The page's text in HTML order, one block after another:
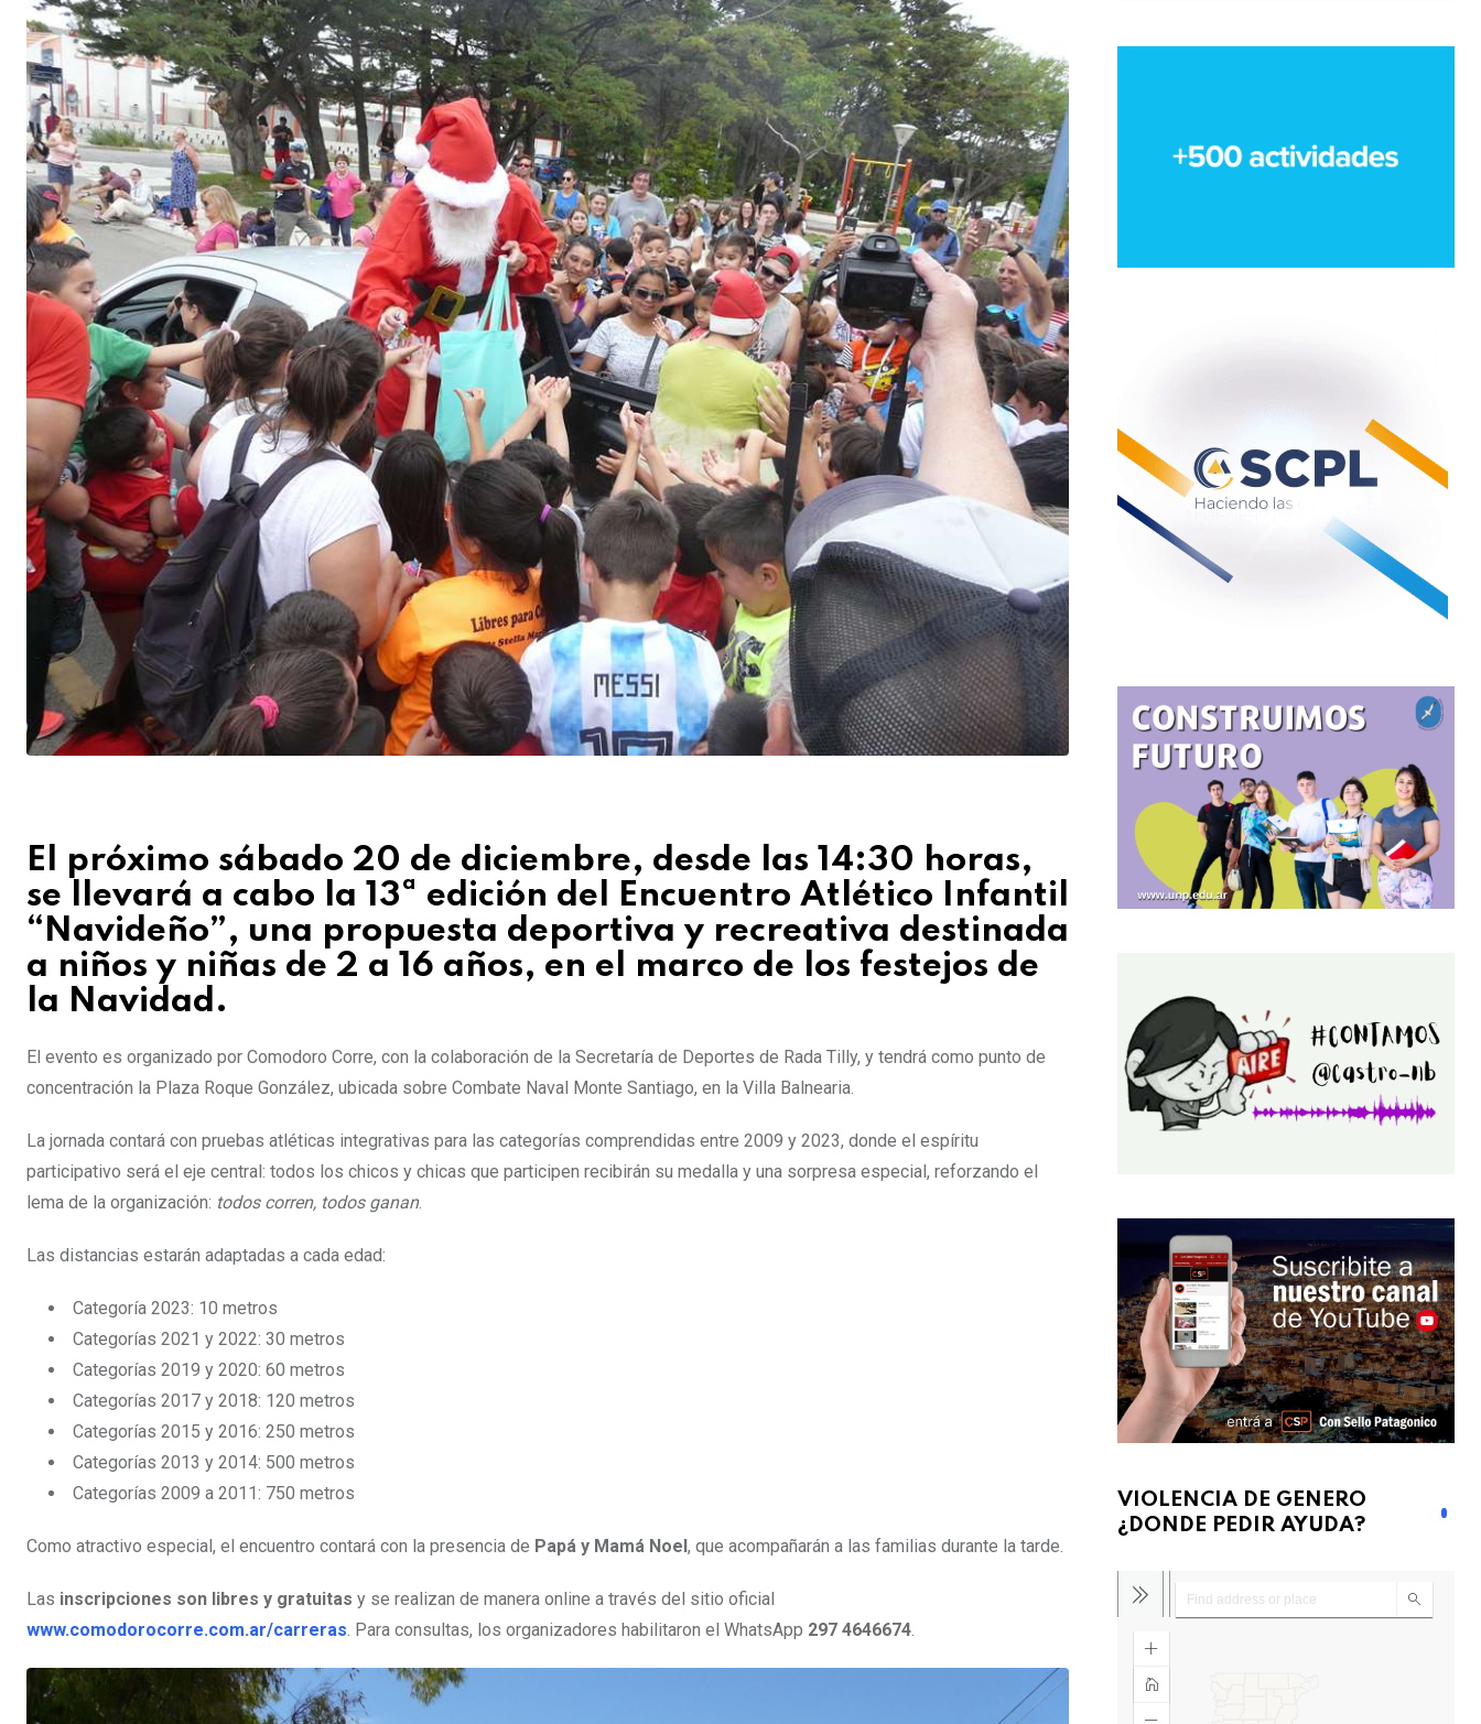
El próximo sábado 20 de diciembre, desde las 14:30 horas,
se llevará a cabo la 13ª edición del Encuentro Atlético Infantil
“Navideño”, una propuesta deportiva y recreativa destinada
a niños y niñas de 2 a 16 años, en el marco de los festejos de
la Navidad.
El evento es organizado por Comodoro Corre, con la colaboración de la Secretaría de Deportes de Rada Tilly, y tendrá como punto de
concentración la Plaza Roque González, ubicada sobre Combate Naval Monte Santiago, en la Villa Balnearia.
La jornada contará con pruebas atléticas integrativas para las categorías comprendidas entre 2009 y 2023, donde el espíritu
participativo será el eje central: todos los chicos y chicas que participen recibirán su medalla y una sorpresa especial, reforzando el
lema de la organización: todos corren, todos ganan.
Las distancias estarán adaptadas a cada edad:
Categoría 2023: 10 metros
Categorías 2021 y 2022: 30 metros
Categorías 2019 y 2020: 60 metros
Categorías 2017 y 2018: 120 metros
Categorías 2015 y 2016: 250 metros
Categorías 2013 y 2014: 500 metros
Categorías 2009 a 2011: 750 metros
Como atractivo especial, el encuentro contará con la presencia de Papá y Mamá Noel , que acompañarán a las familias durante la tarde.
Las inscripciones son libres y gratuitas y se realizan de manera online a través del sitio oficial
www.comodorocorre.com.ar/carreras. Para consultas, los organizadores habilitaron el WhatsApp 297 4646674.
VIOLENCIA DE GENERO
¿DONDE PEDIR AYUDA?